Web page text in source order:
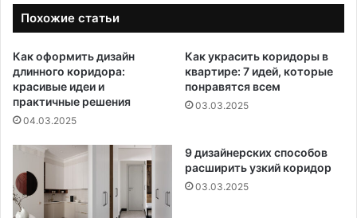
Похожие статьи
Как оформить дизайн
длинного коридора:
красивые идеи и
практичные решения
04.03.2025
Как украсить коридоры в
квартире: 7 идей, которые
понравятся всем
03.03.2025
9 дизайнерских способов
расширить узкий коридор
03.03.2025